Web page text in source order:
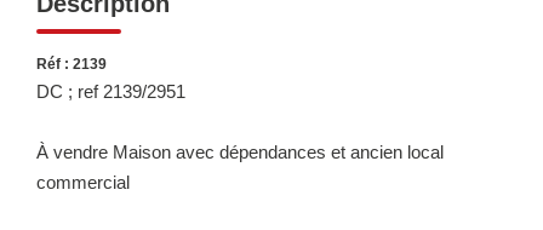
Le Réseau Suisse Immo
Réf : 2139
DC ; ref 2139/2951
À vendre Maison avec dépendances et ancien local
commercial